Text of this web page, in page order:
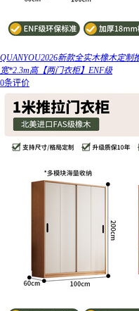
QUANYOU2026新款全实木橡木定制
宽*2.3m高【两门衣柜】ENF级
0条评价